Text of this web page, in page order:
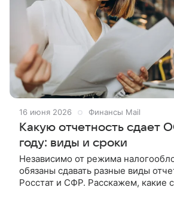
16 июня 2026 Финансы Mail
Какую отчетность сдает
году: виды и сроки
Независимо от режима
обязаны сдавать разные виды
Росстат и СФР. Расскажем, какие